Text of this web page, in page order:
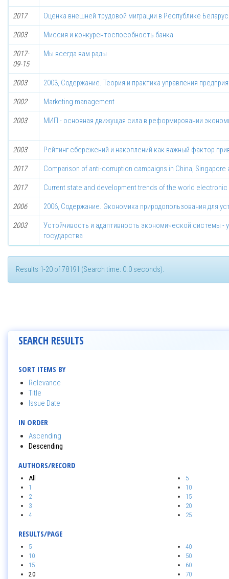
2017 Оценка внешней трудовой миграции в Республике
2003 Миссия и конкурентоспособность банка
2017-
09-15
Мы всегда вам рады
2003 2003, Содержание. Теория и практика управления
2002 Marketing mаnаgеmеnt
2003 МИП - основная движущая сила в реформировании
2003 Рейтинг сбережений и накоплений как важный фактор
2017 Comparison of anti-corruption campaigns in China, Singapore
2017 Current state and development trends of the world electronic
2006 2006, Содержание. Экономика природопользования для
2003
Устойчивость и адаптивность экономической системы -
государства
Results 1-20 of 78191 (Search time: 0.0 seconds).
SEARCH RESULTS
SORT ITEMS BY
Relevance
Title
Issue Date
IN ORDER
Ascending
Descending
AUTHORS/RECORD
All
1
2
3
4
5
10
15
20
25
RESULTS/PAGE
5
10
15
20
40
50
60
70